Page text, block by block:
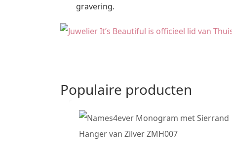
gravering.
Populaire producten